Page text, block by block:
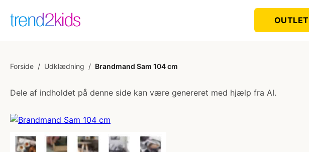
OUTLET
Forside / Udklædning / Brandmand Sam 104 cm
Dele af indholdet på denne side kan være genereret med hjælp fra AI.